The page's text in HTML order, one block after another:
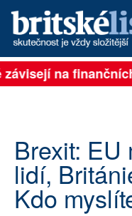
PŘIHLÁSIT
ARCHIV
ROZHOVORY
TÉMATA
na
Brexit: EU
lidí,
Kdo